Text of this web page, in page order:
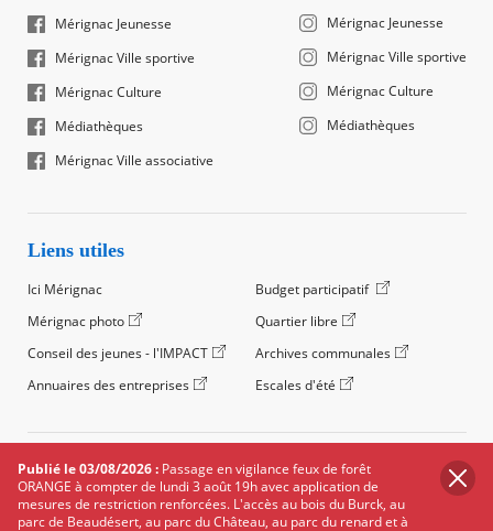
Publié le 03/08/2026 : Passage en vigilance feux de forêt
ORANGE à compter de lundi 3 août 19h avec application de
mesures de restriction renforcées. L'accès au bois du Burck, au
parc de Beaudésert, au parc du Château, au parc du renard et à
Mérignac Jeunesse
Mérignac Ville sportive
Mérignac Culture
Médiathèques
Mérignac Ville associative
Mérignac Jeunesse
Mérignac Ville sportive
Mérignac Culture
Médiathèques
Liens utiles
Ici Mérignac
Budget participatif
Mérignac photo
Quartier libre
Conseil des jeunes - l'IMPACT
Archives communales
Annuaires des entreprises
Escales d'été
©2024 Ville de Mérignac, Tous droits réservés
Footer
legals
Mentions légales Salle de presse
Recrutement
Foire aux questions (FAQ)
Carte des équipements